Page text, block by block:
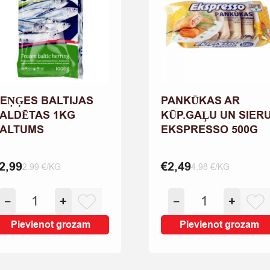
BALTIJAS
1KG
2.99 €/KG
−
REŅĢES
BALTIJAS
SALDĒTAS
1KG
+
Pievienot grozam
PANKŪKAS AR
KŪP.GAĻU UN
EKSPRESSO 500G
€2,494.98 €/KG
−
PANKŪKAS
AR
KŪP.GAĻU
UN
+
Pievienot grozam